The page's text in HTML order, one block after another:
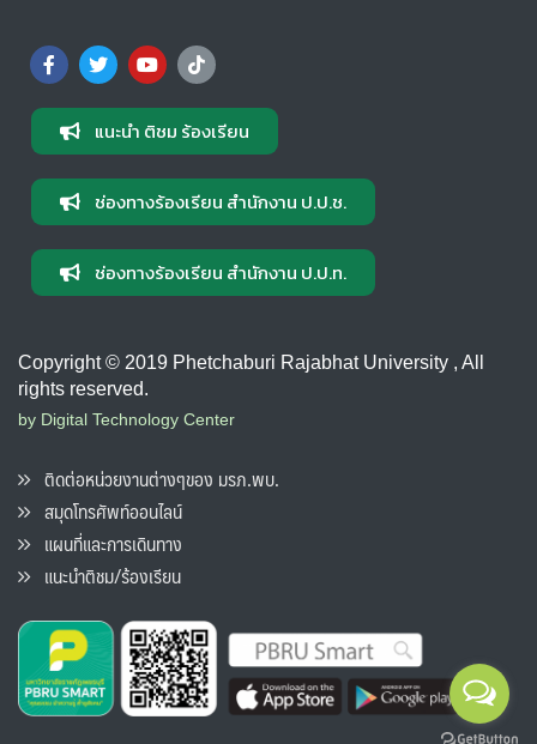
แนะนำ ติชม ร้องเรียน
ช่องทางร้องเรียน สำนักงาน ป.ป.ช.
ช่องทางร้องเรียน สำนักงาน ป.ป.ท.
Copyright © 2019 Phetchaburi Rajabhat University , All
rights reserved.
by Digital Technology Center
ติดต่อหน่วยงานต่างๆของ มรภ.พบ.
สมุดโทรศัพท์ออนไลน์
แผนที่และการเดินทาง
แนะนำติชม/ร้องเรียน